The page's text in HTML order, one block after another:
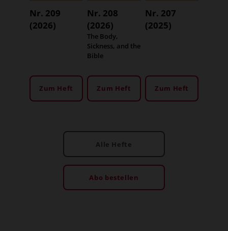
Nr. 209
(2026)
Zum Heft
Nr. 208
(2026)
:
The Body,
Sickness, and the
Bible
Zum Heft
Nr. 207
(2025)
Zum Heft
Alle Hefte
Abo bestellen